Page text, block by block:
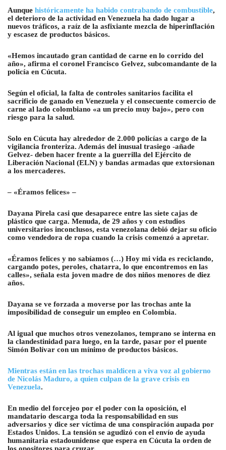
Aunque históricamente ha habido contrabando de combustible,
el deterioro de la actividad en Venezuela ha dado lugar a
nuevos tráficos, a raíz de la asfixiante mezcla de hiperinflación
y escasez de productos básicos.
«Hemos incautado gran cantidad de carne en lo corrido del
año», afirma el coronel Francisco Gelvez, subcomandante de la
policía en Cúcuta.
Según el oficial, la falta de controles sanitarios facilita el
sacrificio de ganado en Venezuela y el consecuente comercio de
carne al lado colombiano «a un precio muy bajo», pero con
riesgo para la salud.
Solo en Cúcuta hay alrededor de 2.000 policías a cargo de la
vigilancia fronteriza. Además del inusual trasiego -añade
Gelvez- deben hacer frente a la guerrilla del Ejército de
Liberación Nacional (ELN) y bandas armadas que extorsionan
a los mercaderes.
– «Éramos felices» –
Dayana Pirela casi que desaparece entre las siete cajas de
plástico que carga. Menuda, de 29 años y con estudios
universitarios inconclusos, esta venezolana debió dejar su oficio
como vendedora de ropa cuando la crisis comenzó a apretar.
«Éramos felices y no sabíamos (…) Hoy mi vida es reciclando,
cargando potes, peroles, chatarra, lo que encontremos en las
calles», señala esta joven madre de dos niños menores de diez
años.
Dayana se ve forzada a moverse por las trochas ante la
imposibilidad de conseguir un empleo en Colombia.
Al igual que muchos otros venezolanos, temprano se interna en
la clandestinidad para luego, en la tarde, pasar por el puente
Simón Bolívar con un mínimo de productos básicos.
Mientras están en las trochas maldicen a viva voz al gobierno
de Nicolás Maduro, a quien culpan de la grave crisis en
Venezuela.
En medio del forcejeo por el poder con la oposición, el
mandatario descarga toda la responsabilidad en sus
adversarios y dice ser víctima de una conspiración aupada por
Estados Unidos. La tensión se agudizó con el envío de ayuda
humanitaria estadounidense que espera en Cúcuta la orden de